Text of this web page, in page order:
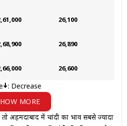
₹26,100
₹26,890
₹26,600
: Decrease
MORE
अहमदाबाद में चांदी का भाव सबसे ज्यादा